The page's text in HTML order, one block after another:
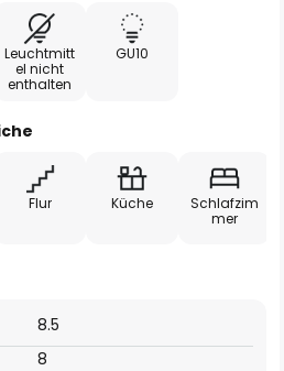
Leuchtmitt
el nicht
enthalten
GU10
Flur Küche
Schlafzim
mer
8.5
8